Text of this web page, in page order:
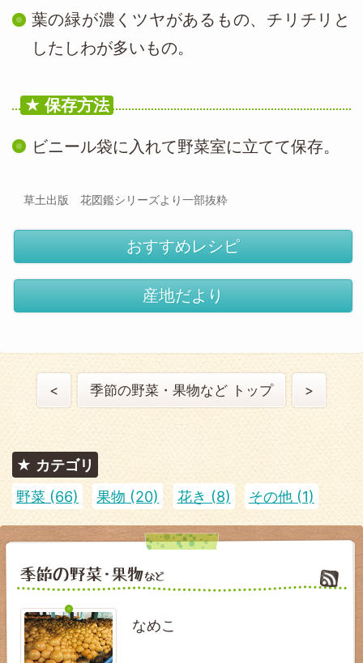
葉の緑が濃くツヤがあるもの、チリチリと
したしわが多いもの。
保存方法
ビニール袋に入れて野菜室に立てて保存。
草土出版 花図鑑シリーズより一部抜粋
おすすめレシピ
産地だより
< 季節の野菜・果物など トップ >
カテゴリ
野菜 (66)
果物 (20) 花き (8) その他 (1)
なめこ